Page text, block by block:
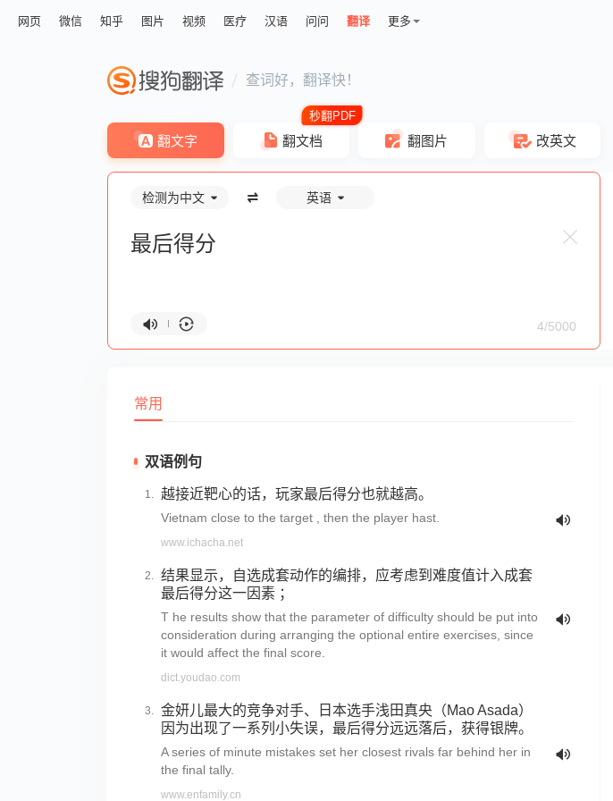
网页 微信 知乎 图片 视频 医疗 汉语 问问 翻译 更多
查词好，翻译快！
翻文字 翻文档 翻图片 改英文
检测为中文 英语
4/5000
常用
双语例句
越接近靶心的话，玩家最后得分也就越高。
Vietnam close to the target , then the player hast.
www.ichacha.net
结果显示，自选成套动作的编排，应考虑到难度值计入成套
最后得分这一因素 ；
T he results show that the parameter of difficulty should be put into
consideration during arranging the optional entire exercises, since
it would affect the final score.
dict.youdao.com
金妍儿最大的竞争对手、日本选手浅田真央（Mao Asada）
因为出现了一系列小失误，最后得分远远落后，获得银牌。
A series of minute mistakes set her closest rivals far behind her in
the final tally.
www.enfamily.cn